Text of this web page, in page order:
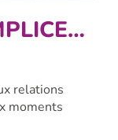
relations
moments